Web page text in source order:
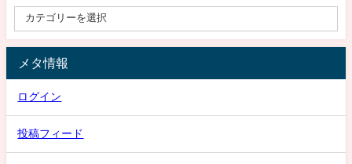
メタ情報
ログイン
投稿フィード